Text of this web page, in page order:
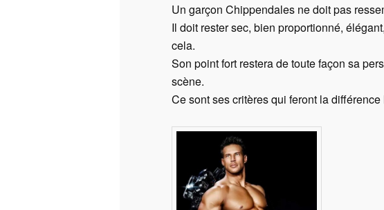
Un garçon Chippendales ne doit pas
Il doit rester sec, bien proportionné,
cela.
Son point fort restera de toute façon sa
scène.
Ce sont ses critères qui feront la